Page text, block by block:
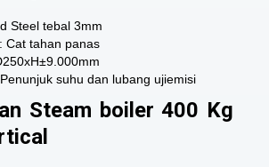
Steel tebal 3mm
Cat tahan panas
suhu dan lubang ujiemisi
Steam boiler 400 Kg